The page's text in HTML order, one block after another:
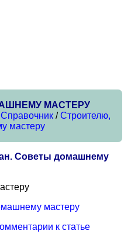
МАСТЕРУ
Справочник /Строителю,
мастеру
Советы домашнему
мастеру
к статье